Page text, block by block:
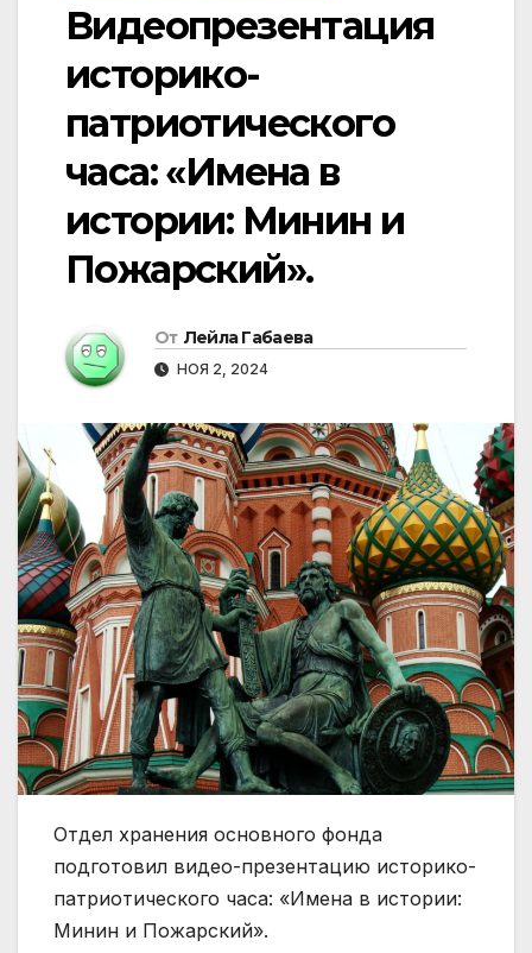
Видеопрезентация
историко-
патриотического
часа: «Имена в
истории: Минин и
Пожарский».
От Лейла Габаева
НОЯ 2, 2024
Отдел хранения основного фонда
подготовил видео-презентацию историко-
патриотического часа: «Имена в истории:
Минин и Пожарский».